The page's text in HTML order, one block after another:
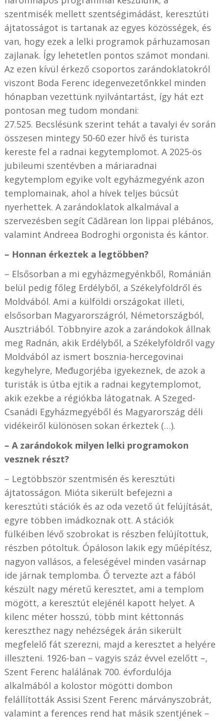
szentmisék mellett szentségimádást, keresztúti
ájtatosságot is tartanak az egyes közösségek, és
van, hogy ezek a lelki programok párhuzamosan
zajlanak. Így lehetetlen pontos számot mondani.
Az ezen kívül érkező csoportos zarándoklatokról
viszont Boda Ferenc idegenvezetőnkkel minden
hónapban vezettünk nyilvántartást, így hát ezt
pontosan meg tudom mondani:
27.525. Becslésünk szerint tehát a tavalyi év során
összesen mintegy 50-60 ezer hívő és turista
kereste fel a radnai kegytemplomot. A 2025-ös
jubileumi szentévben a máriaradnai
kegytemplom egyike volt egyházmegyénk azon
templomainak, ahol a hívek teljes búcsút
nyerhettek. A zarándoklatok alkalmával a
szervezésben segít Cădărean Ion lippai plébános,
valamint Andreea Bodroghi orgonista és kántor.
– Honnan érkeztek a legtöbben?
– Elsősorban a mi egyházmegyénkből, Románián
belül pedig főleg Erdélyből, a Székelyföldről és
Moldvából. Ami a külföldi országokat illeti,
elsősorban Magyarországról, Németországból,
Ausztriából. Többnyire azok a zarándokok állnak
meg Radnán, akik Erdélyből, a Székelyföldről vagy
Moldvából az ismert bosznia-hercegovinai
kegyhelyre, Međugorjéba igyekeznek, de azok a
turisták is útba ejtik a radnai kegytemplomot,
akik ezekbe a régiókba látogatnak. A Szeged-
Csanádi Egyházmegyéből és Magyarország déli
vidékeiről különösen sokan érkeztek (…).
– A zarándokok milyen lelki programokon
vesznek részt?
– Legtöbbször szentmisén és keresztúti
ájtatosságon. Mióta sikerült befejezni a
keresztúti stációk és az oda vezető út felújítását,
egyre többen imádkoznak ott. A stációk
fülkéiben lévő szobrokat is részben felújítottuk,
részben pótoltuk. Ópáloson lakik egy műépítész,
nagyon vallásos, a feleségével minden vasárnap
ide járnak templomba. Ő tervezte azt a fából
készült nagy méretű keresztet, ami a templom
mögött, a keresztút elejénél kapott helyet. A
kilenc méter hosszú, több mint kéttonnás
kereszthez nagy nehézségek árán sikerült
megfelelő fát szerezni, majd a keresztet a helyére
illeszteni. 1926-ban – vagyis száz évvel ezelőtt –,
Szent Ferenc halálának 700. évfordulója
alkalmából a kolostor mögötti dombon
felállították Assisi Szent Ferenc márványszobrát,
valamint a ferences rend hat másik szentjének –